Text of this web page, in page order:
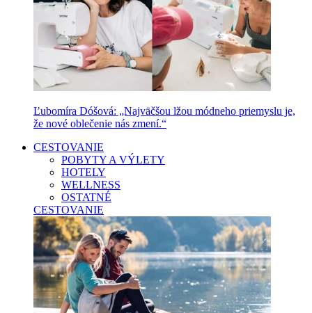
Ľubomíra Dóšová: „Najväčšou lžou módneho priemyslu je,
že nové oblečenie nás zmení.“
CESTOVANIE
POBYTY A VÝLETY
HOTELY
WELLNESS
OSTATNÉ
CESTOVANIE